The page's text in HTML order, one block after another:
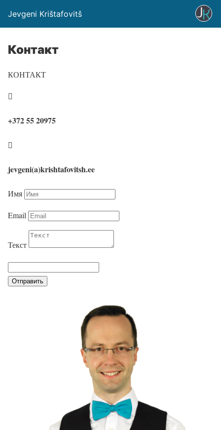
Jevgeni Krištafovitš
Контакт
КОНТАКТ

+372 55 20975

jevgeni(a)krishtafovitsh.ee
Имя
Email
Текст
Отправить